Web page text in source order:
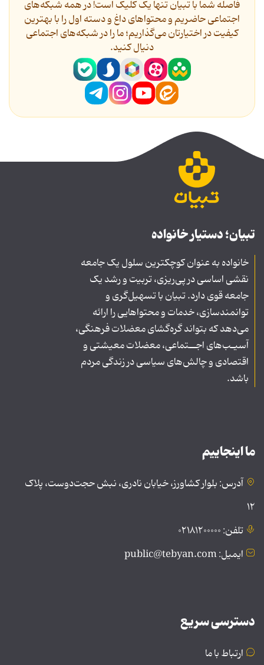
فاصله شما با تبیان تنها یک کلیک است! در همه شبکه‌های
اجتماعی حاضریم و محتواهای داغ و دسته اول را با بهترین
کیفیت در اختیارتان می‌گذاریم؛ ما را در شبکه‌های اجتماعی
دنیال کنید.
تبیان؛ دستیار خانواده
خانواده به عنوان کوچکترین سلول یک جامعه
نقشی اساسی در پی‌ریزی، تربیت و رشد یک
جامعه قوی دارد. تبیان با تسهیل‌گری و
توانمندسازی، خدمات و محتواهایی را ارائه
می‌دهد که بتواند گره‌گشای معضلات فرهنگی،
آسیـب‌های اجــتماعی، معضلات معیشتی و
اقتصادی و چالش‌های سیاسی در زندگی مردم
باشد.
ما اینجاییم
آدرس: بلوار کشاورز، خیابان نادری، نبش حجت‌دوست، پلاک
۱۲
تلفن: ۰۲۱۸۱۲۰۰۰۰۰
ایمیل: public@tebyan.com
دسترسی سریع
ارتباط با ما